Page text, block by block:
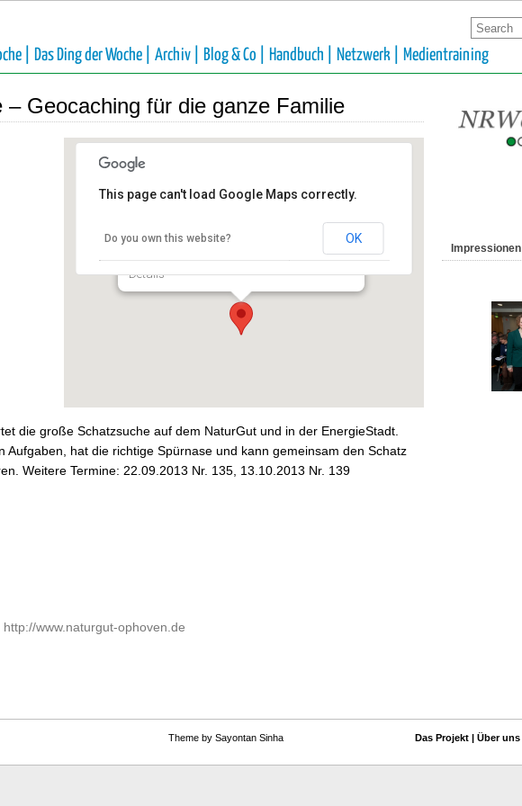
| Das Ding der Woche | Archiv | Blog & Co | Handbuch | Netzwerk | Medientraining
Geocaching für die ganze Familie
Talstraße 4 - Leverkusen
Details
This page can't load Google Maps correctly.
Do you own this website? OK
die große Schatzsuche auf dem NaturGut und in der EnergieStadt.
Aufgaben, hat die richtige Spürnase und kann gemeinsam den Schatz
Weitere Termine: 22.09.2013 Nr. 135, 13.10.2013 Nr. 139
http://www.naturgut-ophoven.de
Impressionen
Theme by Sayontan Sinha Das Projekt | Über uns